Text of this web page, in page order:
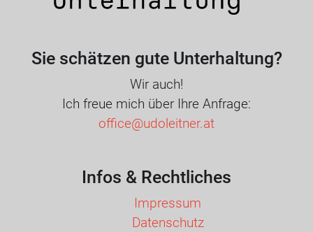
Sie schätzen gute Unterhaltung?
Wir auch!
Ich freue mich über Ihre Anfrage:
office@udoleitner.at
Infos & Rechtliches
Impressum
Datenschutz